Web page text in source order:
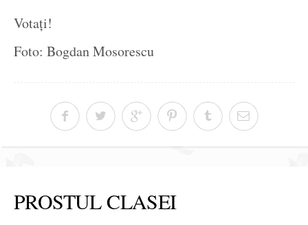
Votați!
Foto: Bogdan Mosorescu
PROSTUL CLASEI